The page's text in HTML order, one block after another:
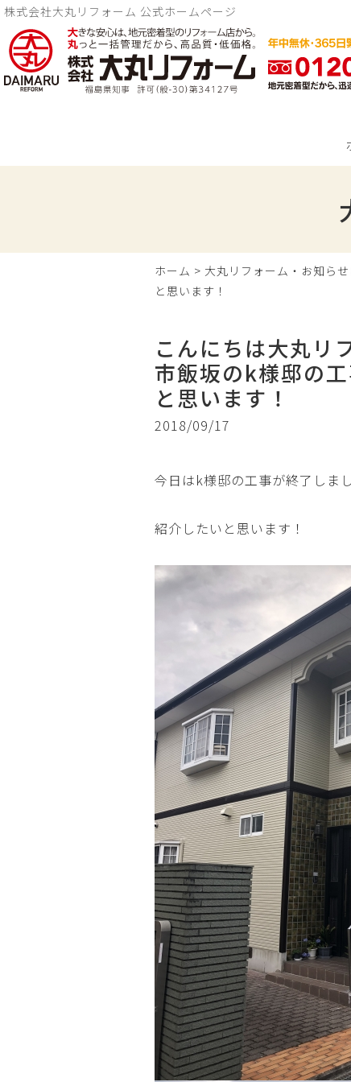
株式会社大丸リフォーム 公式ホームページ
ホーム > 大丸リフォーム・お知ら
と思います！
こんにちは大丸リ
市飯坂のk様邸の
と思います！
2018/09/17
今日はk様邸の工事が終了しま
紹介したいと思います！